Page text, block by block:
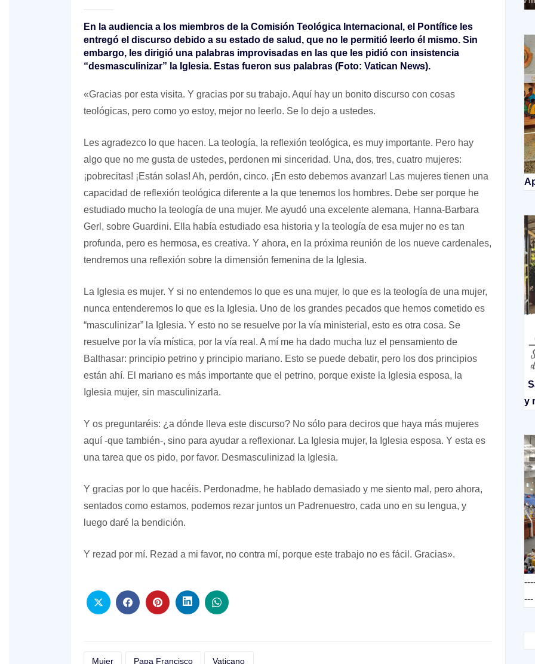
En la audiencia a los miembros de la Comisión Teológica Internacional, el Pontífice les
entregó el discurso debido a su estado de salud, que no le permitió leerlo él mismo. Sin
embargo, les dirigió una palabras improvisadas en las que les pidió con insistencia
“desmasculinizar” la Iglesia. Estas fueron sus palabras (Foto: Vatican News).
«Gracias por esta visita. Y gracias por su trabajo. Aquí hay un bonito discurso con cosas
teológicas, pero como yo estoy, mejor no leerlo. Se lo dejo a ustedes.
Les agradezco lo que hacen. La teología, la reflexión teológica, es muy importante. Pero hay
algo que no me gusta de ustedes, perdonen mi sinceridad. Una, dos, tres, cuatro mujeres:
¡pobrecitas! ¡Están solas! Ah, perdón, cinco. ¡En esto debemos avanzar! Las mujeres tienen una
capacidad de reflexión teológica diferente a la que tenemos los hombres. Debe ser porque he
estudiado mucho la teología de una mujer. Me ayudó una excelente alemana, Hanna-Barbara
Gerl, sobre Guardini. Ella había estudiado esa historia y la teología de esa mujer no es tan
profunda, pero es hermosa, es creativa. Y ahora, en la próxima reunión de los nueve cardenales,
tendremos una reflexión sobre la dimensión femenina de la Iglesia.
La Iglesia es mujer. Y si no entendemos lo que es una mujer, lo que es la teología de una mujer,
nunca entenderemos lo que es la Iglesia. Uno de los grandes pecados que hemos cometido es
“masculinizar” la Iglesia. Y esto no se resuelve por la vía ministerial, esto es otra cosa. Se
resuelve por la vía mística, por la vía real. A mí me ha dado mucha luz el pensamiento de
Balthasar: principio petrino y principio mariano. Esto se puede debatir, pero los dos principios
están ahí. El mariano es más importante que el petrino, porque existe la Iglesia esposa, la
Iglesia mujer, sin masculinizarla.
Y os preguntaréis: ¿a dónde lleva este discurso? No sólo para deciros que haya más mujeres
aquí -que también-, sino para ayudar a reflexionar. La Iglesia mujer, la Iglesia esposa. Y esta es
una tarea que os pido, por favor. Desmasculinizad la Iglesia.
Y gracias por lo que hacéis. Perdonadme, he hablado demasiado y me siento mal, pero ahora,
sentados como estamos, podemos rezar juntos un Padrenuestro, cada uno en su lengua, y
luego daré la bendición.
Y rezad por mí. Rezad a mi favor, no contra mí, porque este trabajo no es fácil. Gracias».
Mujer Papa Francisco Vaticano
y
---